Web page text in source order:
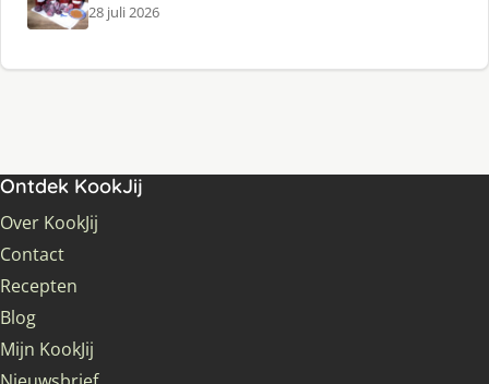
28 juli 2026
Ontdek KookJij
Over KookJij
Contact
Recepten
Blog
Mijn KookJij